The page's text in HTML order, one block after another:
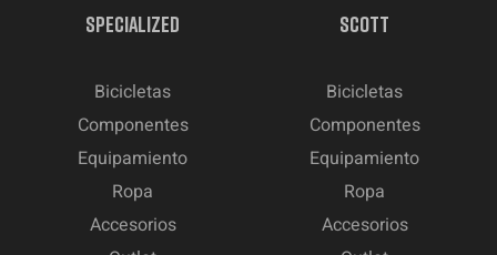
SPECIALIZED
Bicicletas
Componentes
Equipamiento
Ropa
Accesorios
SCOTT
Bicicletas
Componentes
Equipamiento
Ropa
Accesorios